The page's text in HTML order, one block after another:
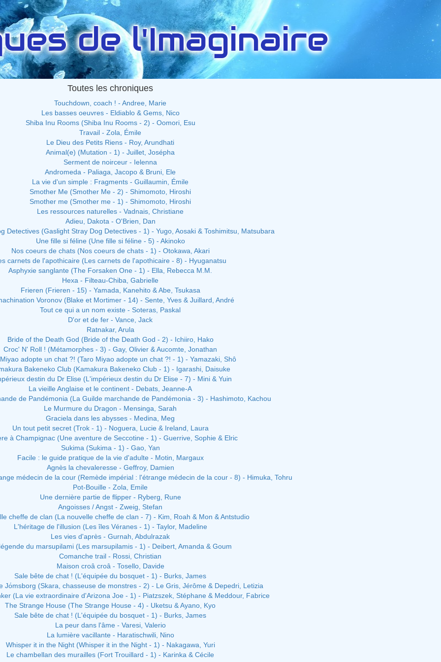
de l'Imaginaire
Toutes les chroniques
Touchdown, coach ! - Andree, Marie
Les basses oeuvres - Eldiablo & Gems, Nico
Shiba Inu Rooms (Shiba Inu Rooms - 2) - Oomori, Esu
Travail - Zola, Émile
Le Dieu des Petits Riens - Roy, Arundhati
Animal(e) (Mutation - 1) - Juillet, Josépha
Serment de noirceur - Ielenna
Andromeda - Paliaga, Jacopo & Bruni, Ele
La vie d'un simple : Fragments - Guillaumin, Émile
Smother Me (Smother Me - 2) - Shimomoto, Hiroshi
Smother me (Smother me - 1) - Shimomoto, Hiroshi
Les ressources naturelles - Vadnais, Christiane
Adieu, Dakota - O'Brien, Dan
Detectives (Gaslight Stray Dog Detectives - 1) - Yugo, Aosaki & Toshimitsu, Matsubara
Une fille si féline (Une fille si féline - 5) - Akinoko
Nos coeurs de chats (Nos coeurs de chats - 1) - Otokawa, Akari
carnets de l'apothicaire (Les carnets de l'apothicaire - 8) - Hyuganatsu
Asphyxie sanglante (The Forsaken One - 1) - Ella, Rebecca M.M.
Hexa - Filteau-Chiba, Gabrielle
Frieren (Frieren - 15) - Yamada, Kanehito & Abe, Tsukasa
Voronov (Blake et Mortimer - 14) - Sente, Yves & Juillard, André
Tout ce qui a un nom existe - Soteras, Paskal
D'or et de fer - Vance, Jack
Ratnakar, Arula
Bride of the Death God (Bride of the Death God - 2) - Ichiiro, Hako
Croc' N' Roll ! (Métamorphes - 3) - Gay, Olivier & Aucomte, Jonathan
adopte un chat ?! (Taro Miyao adopte un chat ?! - 1) - Yamazaki, Shô
Bakeneko Club (Kamakura Bakeneko Club - 1) - Igarashi, Daisuke
destin du Dr Elise (L'impérieux destin du Dr Elise - 7) - Mini & Yuin
La vieille Anglaise et le continent - Debats, Jeanne-A
de Pandémonia (La Guilde marchande de Pandémonia - 3) - Hashimoto, Kachou
Le Murmure du Dragon - Mensinga, Sarah
Graciela dans les abysses - Medina, Meg
Un tout petit secret (Trok - 1) - Noguera, Lucie & Ireland, Laura
à Champignac (Une aventure de Seccotine - 1) - Guerrive, Sophie & Elric
Sukima (Sukima - 1) - Gao, Yan
Facile : le guide pratique de la vie d'adulte - Motin, Margaux
Agnès la chevaleresse - Geffroy, Damien
médecin de la cour (Remède impérial : l'étrange médecin de la cour - 8) - Himuka, Tohru
Pot-Bouille - Zola, Emile
Une dernière partie de flipper - Ryberg, Rune
Angoisses / Angst - Zweig, Stefan
cheffe de clan (La nouvelle cheffe de clan - 7) - Kim, Roah & Mon & Antstudio
L'héritage de l'illusion (Les îles Véranes - 1) - Taylor, Madeline
Les vies d'après - Gurnah, Abdulrazak
du marsupilami (Les marsupilamis - 1) - Deibert, Amanda & Goum
Comanche trail - Rossi, Christian
Maison croâ croâ - Tosello, Davide
Sale bête de chat ! (L'équipée du bosquet - 1) - Burks, James
Jо́msborg (Skara, chasseuse de monstres - 2) - Le Gris, Jérôme & Depedri, Letizia
(La vie extraordinaire d'Arizona Joe - 1) - Piatzszek, Stéphane & Meddour, Fabrice
The Strange House (The Strange House - 4) - Uketsu & Ayano, Kyo
Sale bête de chat ! (L'équipée du bosquet - 1) - Burks, James
La peur dans l'âme - Varesi, Valerio
La lumière vacillante - Haratischwili, Nino
Whisper it in the Night (Whisper it in the Night - 1) - Nakagawa, Yuri
Le chambellan des murailles (Fort Trouillard - 1) - Karinka & Cécile